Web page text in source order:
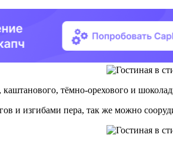
тёмно-орехового и
и изгибами пера, так же можно